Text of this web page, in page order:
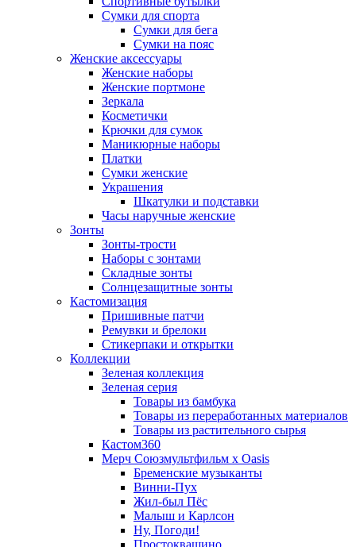
Сумки для спорта
Сумки для бега
Сумки на пояс
Женские аксессуары
Женские наборы
Женские портмоне
Зеркала
Косметички
Крючки для сумок
Маникюрные наборы
Платки
Сумки женские
Украшения
Шкатулки и подставки
Часы наручные женские
Зонты
Зонты-трости
Наборы с зонтами
Складные зонты
Солнцезащитные зонты
Кастомизация
Пришивные патчи
Ремувки и брелоки
Стикерпаки и открытки
Коллекции
Зеленая коллекция
Зеленая серия
Товары из бамбука
Товары из переработанных материалов
Товары из растительного сырья
Кастом360
Мерч Союзмультфильм х Oasis
Бременские музыканты
Винни-Пух
Жил-был Пёс
Малыш и Карлсон
Ну, Погоди!
Простоквашино